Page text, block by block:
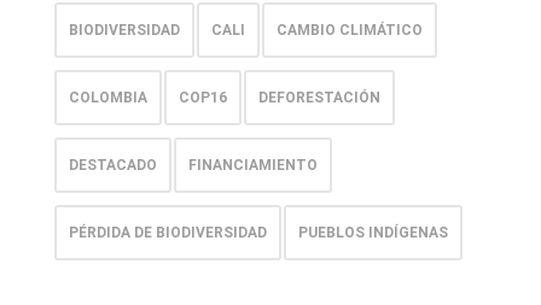
BIODIVERSIDAD CALI CAMBIO CLIMÁTICO
COLOMBIA COP16 DEFORESTACIÓN
DESTACADO FINANCIAMIENTO
PÉRDIDA DE BIODIVERSIDAD PUEBLOS INDÍGENAS